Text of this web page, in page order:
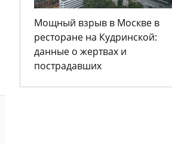
Мощный взрыв в Москве в
ресторане на Кудринской:
данные о жертвах и
пострадавших